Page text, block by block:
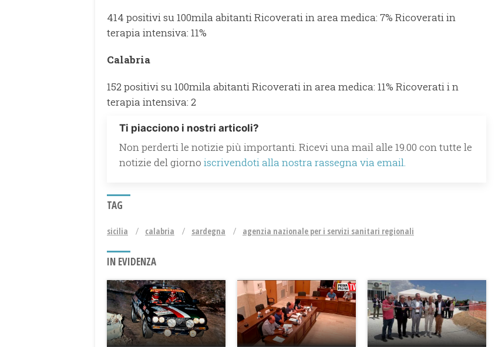
414 positivi su 100mila abitanti Ricoverati in area medica: 7% Ricoverati in
terapia intensiva: 11%
Calabria
152 positivi su 100mila abitanti Ricoverati in area medica: 11% Ricoverati i n
terapia intensiva: 2
Ti piacciono i nostri articoli?
Non perderti le notizie più importanti. Ricevi una mail alle 19.00 con tutte le
notizie del giorno iscrivendoti alla nostra rassegna via email.
TAG
sicilia calabria sardegna agenzia nazionale per i servizi sanitari regionali
IN EVIDENZA